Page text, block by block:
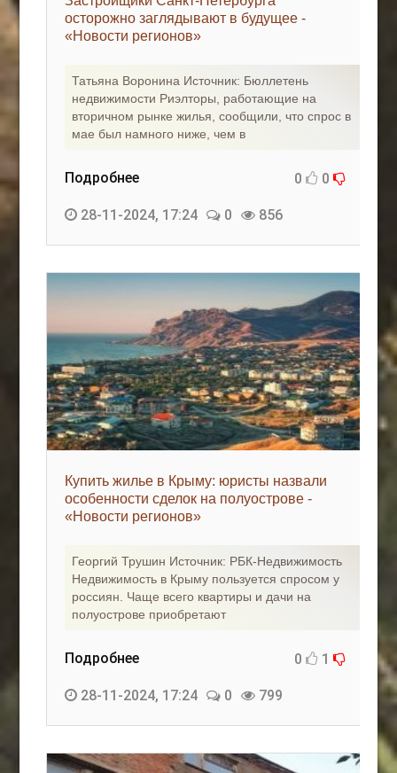
осторожно заглядывают в будущее -
«Новости регионов»
Татьяна Воронина Источник: Бюллетень
недвижимости Риэлторы, работающие на
вторичном рынке жилья, сообщили, что спрос в
мае был намного ниже, чем в
Подробнее 0 0
28-11-2024, 17:24 0 856
Купить жилье в Крыму: юристы назвали
особенности сделок на полуострове -
«Новости регионов»
Георгий Трушин Источник: РБК-Недвижимость
Недвижимость в Крыму пользуется спросом у
россиян. Чаще всего квартиры и дачи на
полуострове приобретают
Подробнее 0 1
28-11-2024, 17:24 0 799